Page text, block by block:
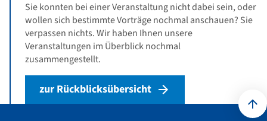
Sie konnten bei einer Veranstaltung nicht dabei sein, oder
wollen sich bestimmte Vorträge nochmal anschauen? Sie
verpassen nichts. Wir haben Ihnen unsere
Veranstaltungen im Überblick nochmal
zusammengestellt.
zur Rückblicksübersicht